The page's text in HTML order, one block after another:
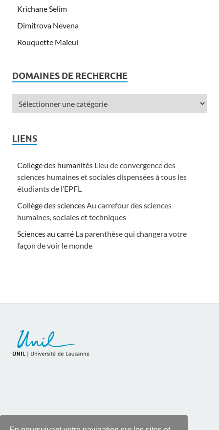
Krichane Selim
Dimitrova Nevena
Rouquette Maïeul
DOMAINES DE RECHERCHE
LIENS
Collège des humanités Lieu de convergence des
sciences humaines et sociales dispensées à tous les
étudiants de l’EPFL
Collège des sciencesAu carrefour des sciences
humaines, sociales et techniques
Sciences au carré La parenthèse qui changera votre
façon de voir le monde